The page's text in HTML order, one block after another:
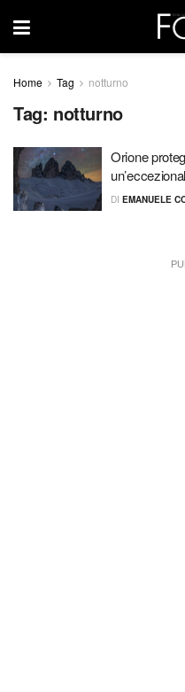
Home Tag notturno
Tag: notturno
Orione
DI EMANUELE